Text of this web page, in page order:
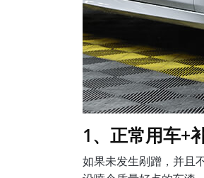
1、正常用车+
如果未发生剐蹭，并且